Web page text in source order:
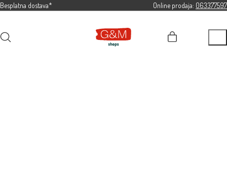
Besplatna dostava* Online prodaja: 063377597